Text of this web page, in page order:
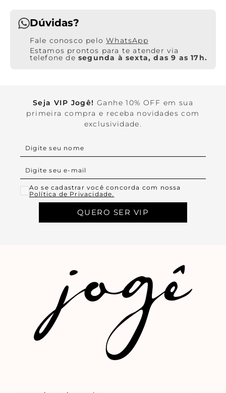
Dúvidas?
WhatsApp
Estamos prontos para te atender via
telefone de segunda à sexta, das 9 as 17h.
Seja VIP Jogê! Ganhe 10% OFF em sua
primeira compra e receba novidades com
exclusividade.
Ao se cadastrar você concorda com nossa
Política de Privacidade.
QUERO SER VIP